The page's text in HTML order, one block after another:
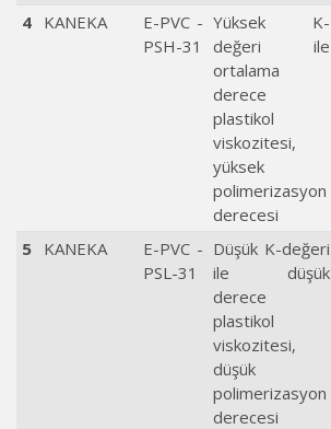
4 KANEKA
E-PVC -
PSH-31
Yüksek K-
değeri ile
ortalama
derece
plastikol
viskozitesi,
yüksek
polimerizasyon
derecesi
5 KANEKA
E-PVC -
PSL-31
Düşük K-değeri
ile düşük
derece
plastikol
viskozitesi,
düşük
polimerizasyon
derecesi